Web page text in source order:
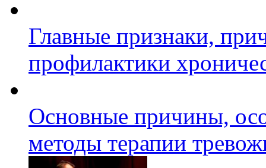
Главные признаки,
профилактики
Основные причины,
методы терапии